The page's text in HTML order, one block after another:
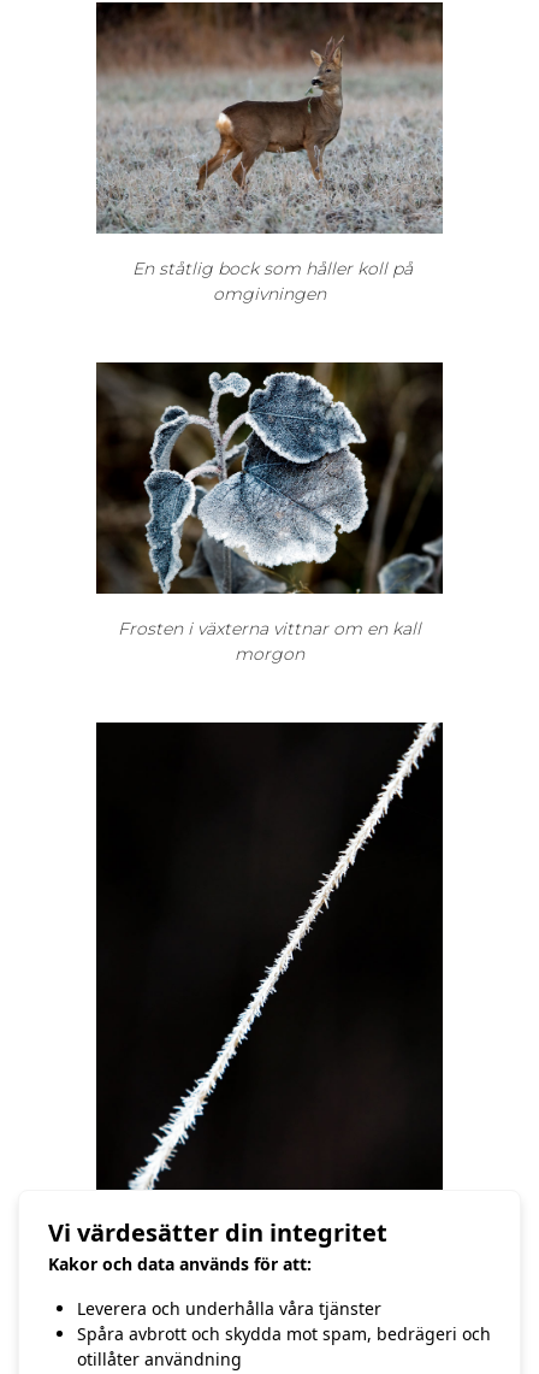
En ståtlig bock som håller koll på
omgivningen
Frosten i växterna vittnar om en kall
morgon
Ett frostigt grässtrå
/Hasse Andersson
Vi värdesätter din integritet
Kakor och data används för att:
Leverera och underhålla våra tjänster
Spåra avbrott och skydda mot spam, bedrägeri och
otillåter användning